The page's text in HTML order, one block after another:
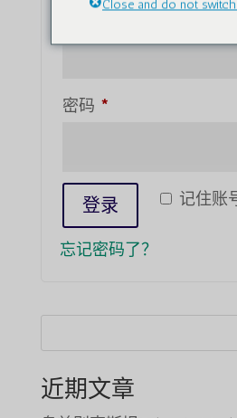
用户名或电子邮件地址
密码 *必
记住账
登录
忘记密码了？
近期文章
Close and do not